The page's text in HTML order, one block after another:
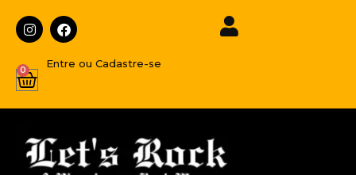
Entre ou Cadastre-se
0